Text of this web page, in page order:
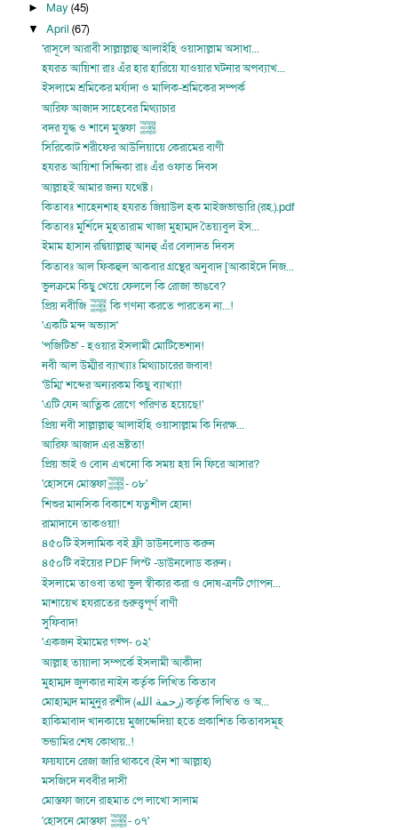
► May (45)
▼ April (67)
'রাসূলে আরাবী সাল্লাল্লাহু আলাইহি ওয়াসাল্লাম অসাধা...
হযরত আয়িশা রাঃ এঁর হার হারিয়ে যাওয়ার ঘটনার অপব্যাখ...
ইসলামে শ্রমিকের মর্যাদা ও মালিক-শ্রমিকের সম্পর্ক
আরিফ আজাদ সাহেবের মিথ্যাচার
বদর যুদ্ধ ও শানে মুস্তফা ﷺ
সিরিকোট শরীফের আউলিয়ায়ে কেরামের বাণী
হযরত আয়িশা সিদ্দিকা রাঃ এঁর ওফাত দিবস
আল্লাহই আমার জন্য যথেষ্ট।
কিতাবঃ শাহেনশাহ হযরত জিয়াউল হক মাইজভান্ডারি (রহ.).pdf
কিতাবঃ মুর্শিদে মুহতারাম খাজা মুহাম্মদ তৈয়্যবুল ইস...
ইমাম হাসান রদ্বিয়াল্লাহু আনহু এঁর বেলাদত দিবস
কিতাবঃ আল ফিকহুল আকবার গ্রন্থের অনুবাদ [আকাইদে নিজ...
ভুলক্রমে কিছু খেয়ে ফেললে কি রোজা ভাঙবে?
প্রিয় নবীজি ﷺ কি গণনা করতে পারতেন না...!
'একটি মন্দ অভ্যাস'
'পজিটিভ' - হওয়ার ইসলামী মোটিভেশান!
নবী আল উম্মীর ব্যাখ্যাঃ মিথ্যাচারের জবাব!
'উম্মি' শব্দের অন্যরকম কিছু ব্যাখ্যা!
'এটি যেন আত্নিক রোগে পরিণত হয়েছে!'
প্রিয় নবী সাল্লাল্লাহু আলাইহি ওয়াসাল্লাম কি নিরক্ষ...
আরিফ আজাদ এর ভ্রষ্টতা!
প্রিয় ভাই ও বোন এখনো কি সময় হয় নি ফিরে আসার?
'হোসনে মোস্তফাﷺ- ০৮'
শিশুর মানসিক বিকাশে যত্নশীল হোন!
রামাদানে তাকওয়া!
৪৫০টি ইসলামিক বই ফ্রী ডাউনলোড করুন
৪৫০টি বইয়ের PDF লিস্ট -ডাউনলোড করুন।
ইসলামে তাওবা তথা ভুল স্বীকার করা ও দোষ-ত্রুটি গোপন...
মাশায়েখ হযরাতের গুরুত্ত্বপূর্ণ বাণী
সুফিবাদ!
'একজন ইমামের গল্প- ০২'
আল্লাহ তায়ালা সম্পর্কে ইসলামী আকীদা
মুহাম্মদ জুলকার নাইন কর্তৃক লিখিত কিতাব
মোহাম্মদ মামুনুর রশীদ (رحمة الله) কর্তৃক লিখিত ও অ...
হাকিমাবাদ খানকায়ে মুজাদ্দেদিয়া হতে প্রকাশিত কিতাবসমূহ
ভন্ডামির শেষ কোথায়..!
ফয়যানে রেজা জারি থাকবে (ইন শা আল্লাহ)
মসজিদে নববীর দাসী
মোস্তফা জানে রাহমাত পে লাখো সালাম
'হোসনে মোস্তফা ﷺ- ০৭'